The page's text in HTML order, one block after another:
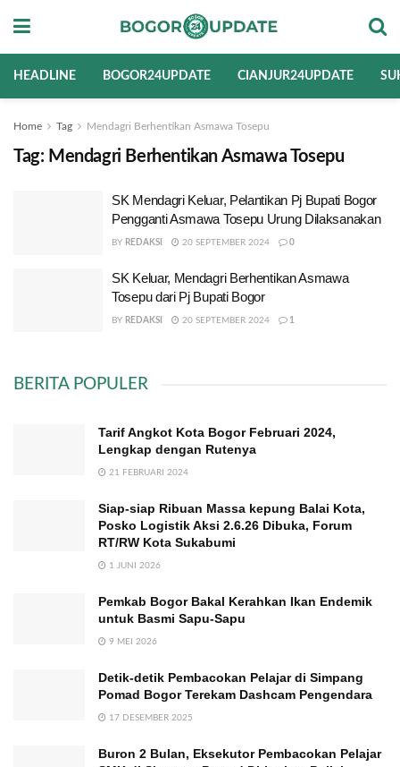
HEADLINE BOGOR24UPDATE CIANJUR24UPDATE
Home Tag Mendagri Berhentikan Asmawa Tosepu
Tag: Mendagri Berhentikan Asmawa Tosepu
SK Mendagri Keluar, Pelantikan Pj Bupati Bogor
Pengganti Asmawa Tosepu Urung Dilaksanakan
BY REDAKSI 20 SEPTEMBER 2024 0
SK Keluar, Mendagri Berhentikan Asmawa
Tosepu dari Pj Bupati Bogor
BY REDAKSI 20 SEPTEMBER 2024 1
BERITA POPULER
Tarif Angkot Kota Bogor Februari 2024,
Lengkap dengan Rutenya
21 FEBRUARI 2024
Siap-siap Ribuan Massa kepung Balai Kota,
Posko Logistik Aksi 2.6.26 Dibuka, Forum
RT/RW Kota Sukabumi
1 JUNI 2026
Pemkab Bogor Bakal Kerahkan Ikan Endemik
untuk Basmi Sapu-Sapu
9 MEI 2026
Detik-detik Pembacokan Pelajar di Simpang
Pomad Bogor Terekam Dashcam Pengendara
17 DESEMBER 2025
Buron 2 Bulan, Eksekutor Pembacokan Pelajar